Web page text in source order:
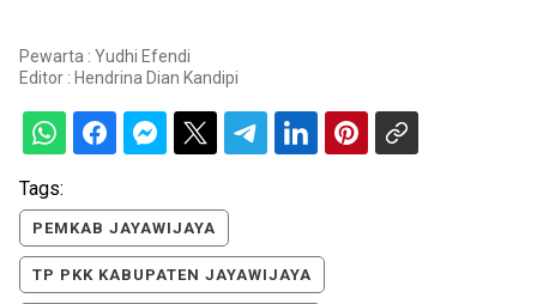
Pewarta : Yudhi Efendi
Editor : Hendrina Dian Kandipi
Tags:
PEMKAB JAYAWIJAYA
TP PKK KABUPATEN JAYAWIJAYA